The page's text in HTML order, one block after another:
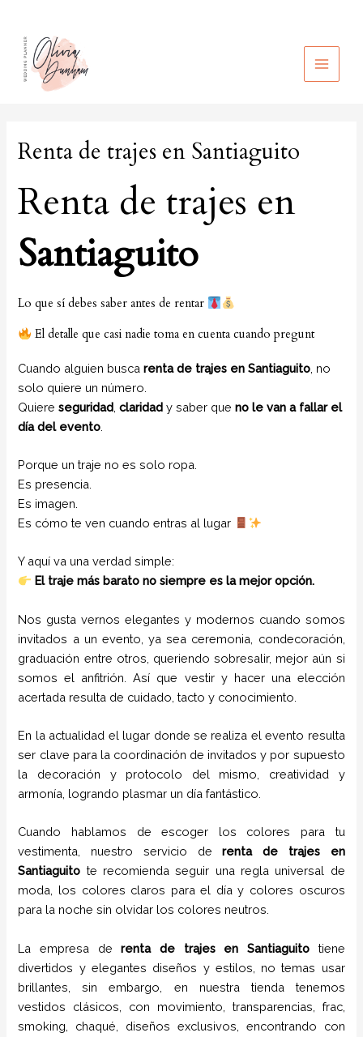
contenido
MAIN
Renta de trajes en Santiaguito
Renta de trajes en
Santiaguito
Lo que sí debes saber antes de rentar
El detalle que casi nadie toma en cuenta cuando pregunt
Cuando alguien buscarenta de trajes en Santiaguito , no
solo quiere un número.
Quiereseguridad ,claridad y saber queno le van a fallar el
día del evento
Porque un traje no es solo ropa.
Es presencia.
Es imagen.
Es cómo te ven cuando entras al lugar
Y aquí va una verdad simple:
El traje más barato no siempre es la mejor opción.
Nos gusta vernos elegantes y modernos cuando somos
invitados a un evento, ya sea ceremonia, condecoración,
graduación entre otros, queriendo sobresalir, mejor aún si
somos el anfitrión. Así que vestir y hacer una elección
acertada resulta de cuidado, tacto y conocimiento.
En la actualidad el lugar donde se realiza el evento resulta
ser clave para la coordinación de invitados y por supuesto
la decoración y protocolo del mismo, creatividad y
armonía, logrando plasmar un día fantástico.
Cuando hablamos de escoger los colores para tu
vestimenta, nuestro servicio derenta de trajes
en
Santiaguito te recomienda seguir una regla universal de
moda, los colores claros para el día y colores oscuros
para la noche sin olvidar los colores neutros.
La empresa derenta de trajes en Santiaguito
tiene
divertidos y elegantes diseños y estilos,
no temas usar
brillantes, sin embargo, en nuestra tienda tenemos
vestidos clásicos, con movimiento, transparencias, frac,
smoking, chaqué, diseños exclusivos, encontrando con